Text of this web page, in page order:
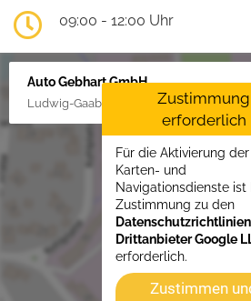
09:00 - 12:00 Uhr
Auto Gebhart GmbH
Ludwig-Gaab-Str. 4, 88427 BadZustimmung
erforderlich
Für die Aktivierung der
Karten- und
Navigationsdienste ist
Zustimmung zu den
Drittanbieter Google
erforderlich.
Zustimmen